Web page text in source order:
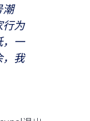
潮
为
一
我